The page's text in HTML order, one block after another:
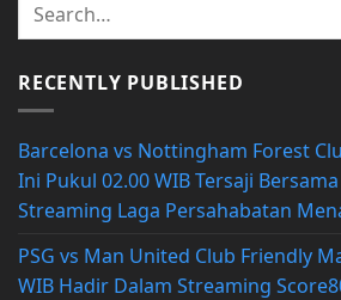
RECENTLY PUBLISHED
Barcelona vs Nottingham Forest
Ini Pukul 02.00 WIB Tersaji
Streaming Laga Persahabatan
PSG vs Man United Club Friendly
WIB Hadir Dalam Streaming